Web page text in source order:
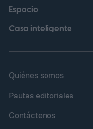
Espacio
Casa inteligente
Quiénes somos
Pautas editoriales
Contáctenos